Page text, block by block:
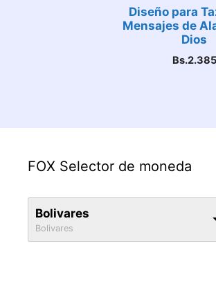
Diseño para
Mensajes de
Dios
Bs.2.385
FOX Selector de moneda
Bolivares
Bolivares